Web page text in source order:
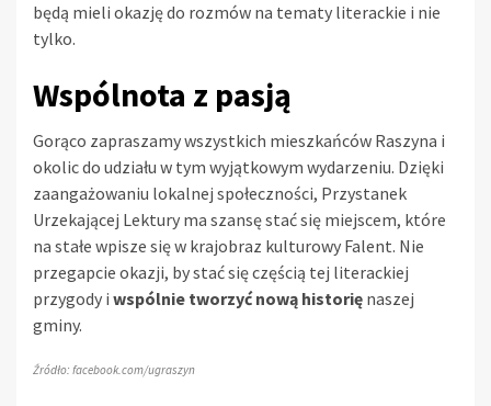
będą mieli okazję do rozmów na tematy literackie i nie
tylko.
Wspólnota z pasją
Gorąco zapraszamy wszystkich mieszkańców Raszyna i
okolic do udziału w tym wyjątkowym wydarzeniu. Dzięki
zaangażowaniu lokalnej społeczności, Przystanek
Urzekającej Lektury ma szansę stać się miejscem, które
na stałe wpisze się w krajobraz kulturowy Falent. Nie
przegapcie okazji, by stać się częścią tej literackiej
przygody i wspólnie tworzyć nową historię naszej
gminy.
Źródło: facebook.com/ugraszyn